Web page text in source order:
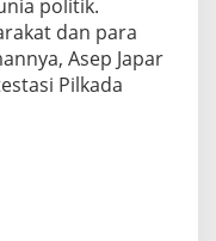
politik.
dan para
Asep Japar
Pilkada